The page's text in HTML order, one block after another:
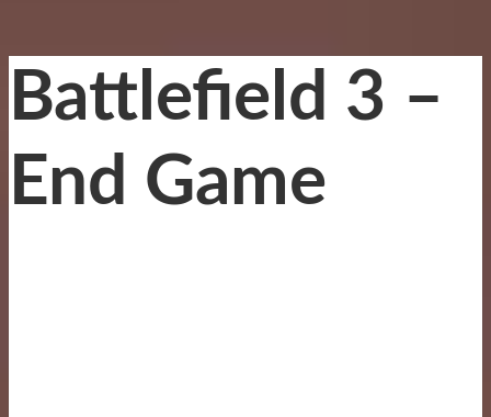
Battlefield 3 –
End Game